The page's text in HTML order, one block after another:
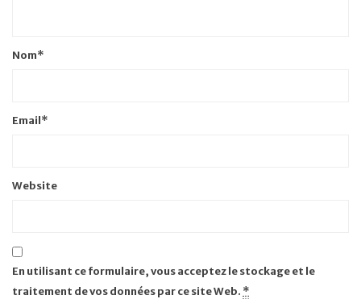
Nom*
Email*
Website
En utilisant ce formulaire, vous acceptez le stockage et le
traitement de vos données par ce site Web. *